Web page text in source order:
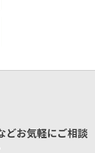
どお気軽にご相談